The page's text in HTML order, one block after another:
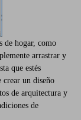
de hogar, como
arrastrar y
que estés
crear un diseño
de arquitectura y
de